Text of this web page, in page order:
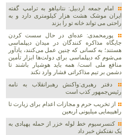
امام جمعه اردبیل: نتانیاهو به ترامپ گفته
ایران موشک هشت هزار کیلومتری دارد و به
راحتی می تواند خانه تو را بزند
پورمحمدی: عده‌ای در حال سست کردن
جایگاه مذاکره کنندگان در میدان دیپلماسی
هستند؛ به کسانی که چنین عمل می‌کنند، یادآور
می‌شوم که دیپلماسی برای دولت‌ها ابزار تأمین
منافع ملی است/ همه باید هوشیار باشند تا
دشمن بر تیم مذاکراتی فشار وارد نکند
دفتر رهبری:واکنش رهبرانقلاب به نامه
رئیس‌جمهور کذب است
از تخریب حرم و مجازات اعدام برای زیارت تا
راهپیمایی میلیونی اربعین
کنسرسیوم خط لوله خزر از حمله پهپادی به
یک نفتکش خبر داد